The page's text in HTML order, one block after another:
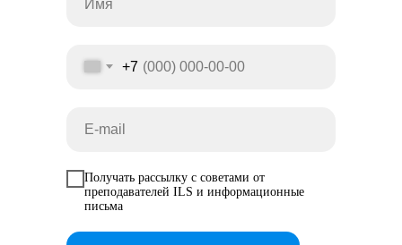
+7
Получать рассылку с советами от
преподавателей ILS и информационные
письма